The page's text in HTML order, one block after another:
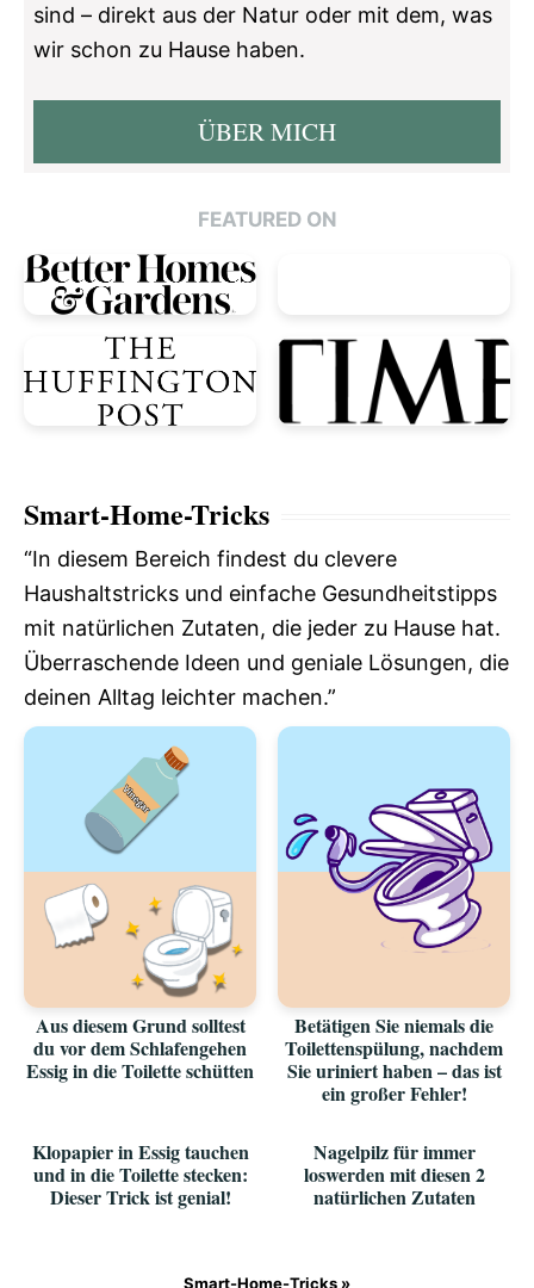
sind – direkt aus der Natur oder mit dem, was
wir schon zu Hause haben.
ÜBER MICH
FEATURED ON
Smart-Home-Tricks
“In diesem Bereich findest du clevere
Haushaltstricks und einfache Gesundheitstipps
mit natürlichen Zutaten, die jeder zu Hause hat.
Überraschende Ideen und geniale Lösungen, die
deinen Alltag leichter machen.”
Aus diesem Grund solltest
du vor dem Schlafengehen
Essig in die Toilette schütten
Betätigen Sie niemals die
Toilettenspülung, nachdem
Sie uriniert haben – das ist
ein großer Fehler!
Klopapier in Essig tauchen
und in die Toilette stecken:
Dieser Trick ist genial!
Nagelpilz für immer
loswerden mit diesen 2
natürlichen Zutaten
Smart-Home-Tricks »